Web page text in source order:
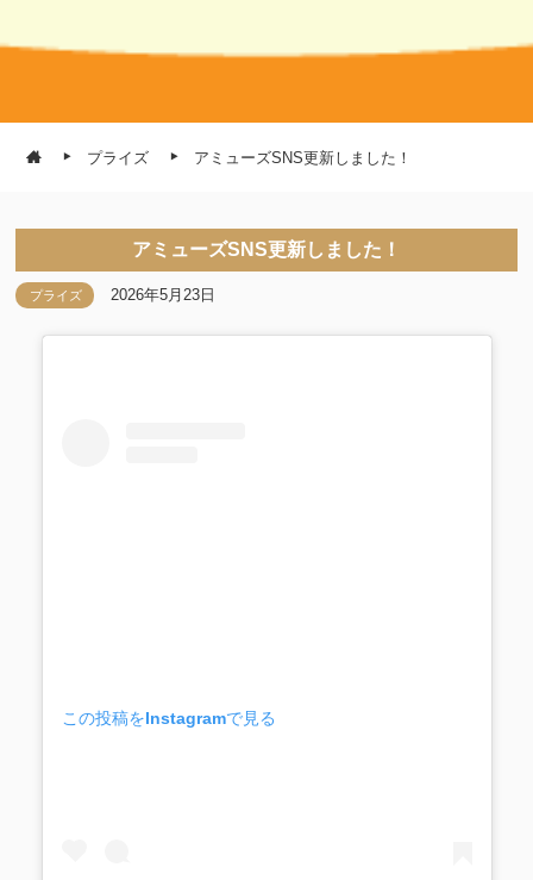
プライズ アミューズSNS更新しました！
アミューズSNS更新しました！
プライズ 2026年5月23日
この投稿をInstagramで見る